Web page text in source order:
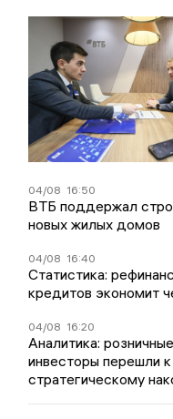
04/08 16:50
ВТБ поддержал
новых жилых домов
04/08 16:40
Статистика:
кредитов экономит
04/08 16:20
Аналитика: розничные
инвесторы перешли к
стратегическому